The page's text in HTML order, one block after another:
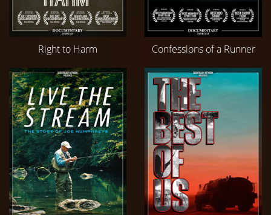
Right to Harm Confessions of a Runner